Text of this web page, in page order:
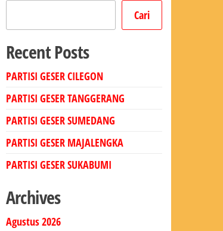
Cari
Recent Posts
PARTISI GESER CILEGON
PARTISI GESER TANGGERANG
PARTISI GESER SUMEDANG
PARTISI GESER MAJALENGKA
PARTISI GESER SUKABUMI
Archives
Agustus 2026